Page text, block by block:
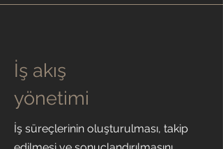
İş akış
yönetimi
İş süreçlerinin oluşturulması, takip